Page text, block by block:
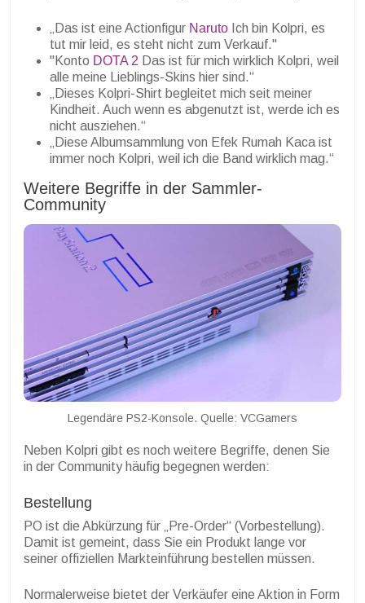
„Das ist eine Actionfigur Naruto Ich bin Kolpri, es
tut mir leid, es steht nicht zum Verkauf."
"Konto DOTA 2 Das ist für mich wirklich Kolpri, weil
alle meine Lieblings-Skins hier sind.“
„Dieses Kolpri-Shirt begleitet mich seit meiner
Kindheit. Auch wenn es abgenutzt ist, werde ich es
nicht ausziehen.“
„Diese Albumsammlung von Efek Rumah Kaca ist
immer noch Kolpri, weil ich die Band wirklich mag.“
Weitere Begriffe in der Sammler-
Community
Legendäre PS2-Konsole. Quelle: VCGamers
Neben Kolpri gibt es noch weitere Begriffe, denen Sie
in der Community häufig begegnen werden:
Bestellung
PO ist die Abkürzung für „Pre-Order“ (Vorbestellung).
Damit ist gemeint, dass Sie ein Produkt lange vor
seiner offiziellen Markteinführung bestellen müssen.
Normalerweise bietet der Verkäufer eine Aktion in Form